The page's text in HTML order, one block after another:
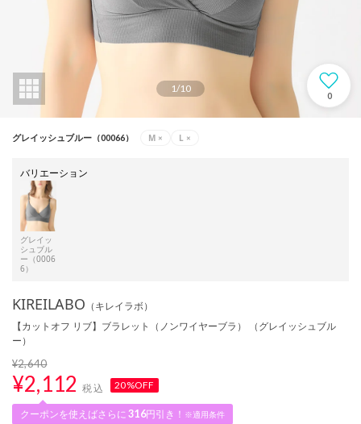
1/10
0
グレイッシュブルー（00066） M × L ×
バリエーション
グレイッ
シュブル
ー（0006
6）
KIREILABO （キレイラボ）
【カットオフ リブ】ブラレット（ノンワイヤーブラ） （グレイッシュブル
ー）
¥2,640
¥2,112 税込 20%OFF
クーポンを使えばさらに 316円引き！ ※適用条件